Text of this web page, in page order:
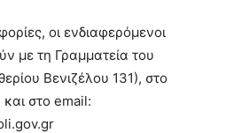
οι ενδιαφερόμενοι
με τη Γραμματεία του
Βενιζέλου 131), στο
στο email: